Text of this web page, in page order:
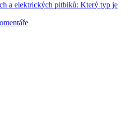
a elektrických pitbiků: Který typ je